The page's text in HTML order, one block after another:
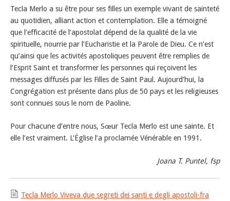
Tecla Merlo a su être pour ses filles un exemple vivant de sainteté
au quotidien, alliant action et contemplation. Elle a témoigné
que l’efficacité de l’apostolat dépend de la qualité de la vie
spirituelle, nourrie par l’Eucharistie et la Parole de Dieu. Ce n’est
qu’ainsi que les activités apostoliques peuvent être remplies de
l’Esprit Saint et transformer les personnes qui reçoivent les
messages diffusés par les Filles de Saint Paul. Aujourd’hui, la
Congrégation est présente dans plus de 50 pays et les religieuses
sont connues sous le nom de Paoline.
Pour chacune d’entre nous, Sœur Tecla Merlo est une sainte. Et
elle l’est vraiment. L’Église l’a proclamée Vénérable en 1991.
Joana T. Puntel, fsp
Tecla Merlo Viveva due segreti dei santi e degli apostoli-fra